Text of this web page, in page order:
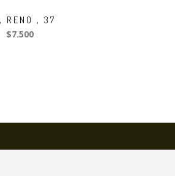
RENO , 37
$7.500